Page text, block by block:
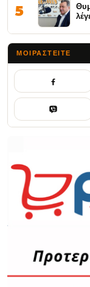
5
ΜΟΙΡΑΣΤΕΊΤΕ